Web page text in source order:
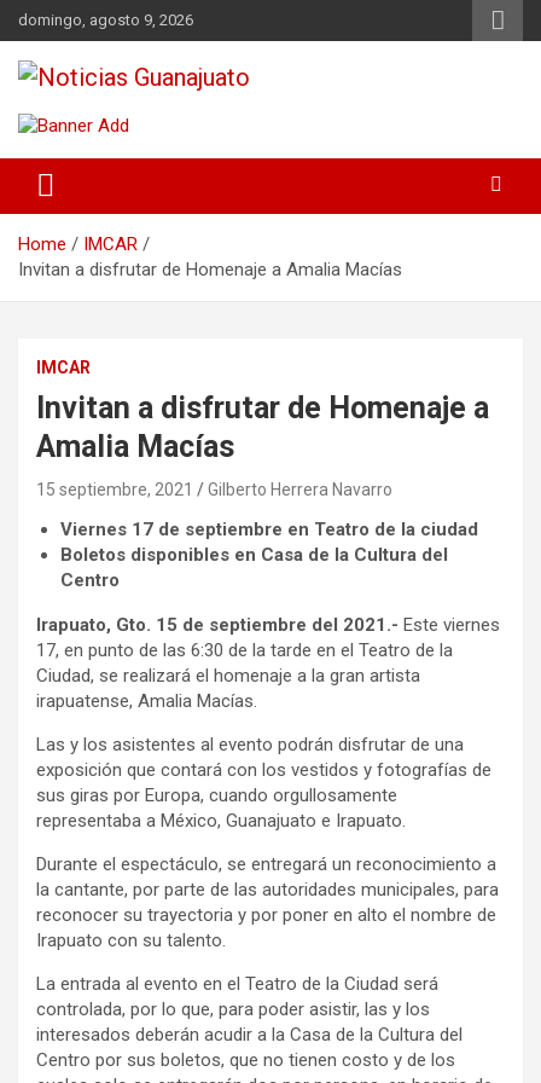
Skip
to
content
domingo, agosto 9, 2026
Noticias Guanajuato
Home
IMCAR
Invitan a disfrutar de Homenaje a Amalia Macías
IMCAR
Invitan a disfrutar de Homenaje a
Amalia Macías
15 septiembre, 2021 Gilberto Herrera Navarro
Viernes 17 de septiembre en Teatro de la ciudad
Boletos disponibles en Casa de la Cultura del
Centro
Irapuato, Gto. 15 de septiembre del 2021.- Este viernes
17, en punto de las 6:30 de la tarde en el Teatro de la
Ciudad, se realizará el homenaje a la gran artista
irapuatense, Amalia Macías.
Las y los asistentes al evento podrán disfrutar de una
exposición que contará con los vestidos y fotografías de
sus giras por Europa, cuando orgullosamente
representaba a México, Guanajuato e Irapuato.
Durante el espectáculo, se entregará un reconocimiento a
la cantante, por parte de las autoridades municipales, para
reconocer su trayectoria y por poner en alto el nombre de
Irapuato con su talento.
La entrada al evento en el Teatro de la Ciudad será
controlada, por lo que, para poder asistir, las y los
interesados deberán acudir a la Casa de la Cultura del
Centro por sus boletos, que no tienen costo y de los